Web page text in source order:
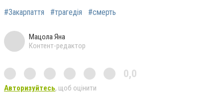
#Закарпаття #трагедія #смерть
Мацола Яна
Контент-редактор
0,0
Авторизуйтесь, щоб оцінити